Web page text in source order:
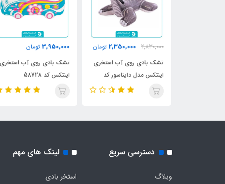
2,830,000
2,350,000 تومان
تشک بادی روی آب استخری
اینتکس مدل دایناسور کد
57584
3,950,000 تومان
تشک بادی روی آب استخری
اینتکس کد 58728
دسترسی سریع
وبلاگ
لینک های مهم
استخر بادی